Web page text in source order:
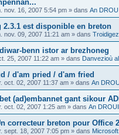
nov. 16, 2007 5:54 pm » dans An
2.3.1 est disponible en breton
nov. 09, 2007 11:21 am » dans
benn istor ar brezhoneg
25, 2007 11:22 am » dans Danvezioù
/ d'am pried / d'am fried
oct. 02, 2007 11:37 am » dans An
(ad)embannet gant sikour
oct. 02, 2007 1:25 am » dans An
correcteur breton pour Office
sept. 18, 2007 7:05 pm » dans